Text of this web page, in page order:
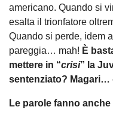
americano. Quando si
esalta il trionfatore
Quando si perde, idem
pareggia… mah! È
mettere in “crisi” la
sentenziato? Magari…
Le parole fanno anche